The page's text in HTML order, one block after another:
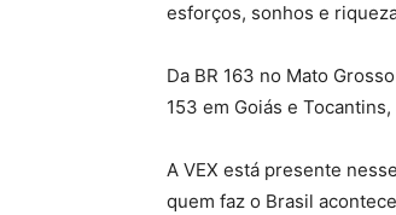
esforços, sonhos e
Da BR 163 no Mato
153 em Goiás e
A VEX está presente
quem faz o Brasil